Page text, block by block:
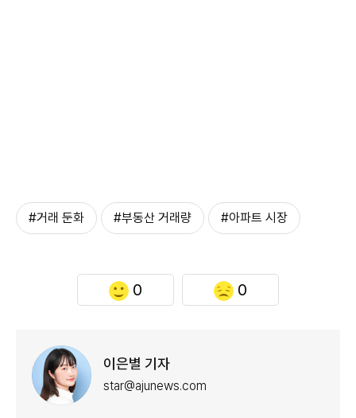
#거래 둔화 #부동산 거래량 #아파트 시장
0 0
이은별 기자
star@ajunews.com